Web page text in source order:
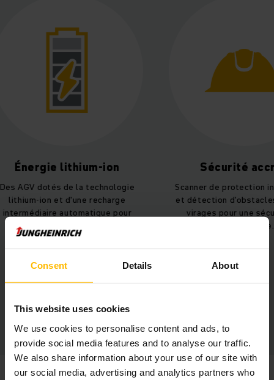
Consent Details About
This website uses cookies
We use cookies to personalise content and ads, to
provide social media features and to analyse our traffic.
We also share information about your use of our site with
our social media, advertising and analytics partners who
Sécurité accrue
Scanner de protection individuelle
et détection d'obstacles dans les
virages pour une sécurité de
Meilleure
ressources